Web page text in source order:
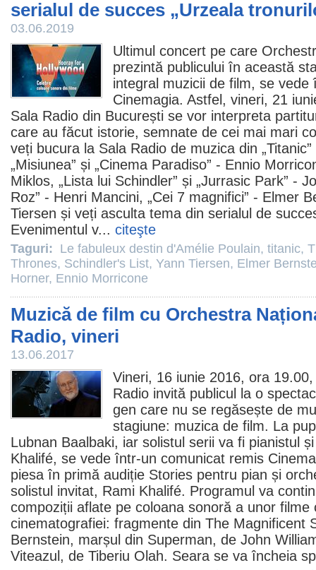
serialul de succes „Urzeala
03.06.2019
Ultimul concert pe care
prezintă publicului în această
integral muzicii de film, se vede
Cinemagia. Astfel, vineri, 21
Sala Radio din București se vor interpreta
care au făcut istorie, semnate de cei mai mari
veți bucura la Sala Radio de muzica din „Titanic
„Misiunea” și „Cinema Paradiso” - Ennio
Miklos, „Lista lui Schindler” și „Jurrasic Park” -
Roz” - Henri Mancini, „Cei 7 magnifici” - Elmer
Tiersen și veți asculta tema din serialul de
Evenimentul v... citeşte
Taguri: Le fabuleux destin d'Amélie Poulain, titanic,
Thrones, Schindler's List, Yann Tiersen, Elmer
Horner, Ennio Morricone
Muzică de film cu Orchestra
Radio, vineri
13.06.2017
Vineri, 16 iunie 2016, ora
Radio invită publicul la o
gen care nu se regăsește de
stagiune: muzica de film. La
Lubnan Baalbaki, iar solistul serii va fi pianistul
Khalifé, se vede într-un comunicat remis
piesa în primă audiție Stories pentru pian și
solistul invitat, Rami Khalifé. Programul va
compoziții aflate pe coloana sonoră a unor filme
cinematografiei: fragmente din The Magnificent
Bernstein, marșul din Superman, de John
Viteazul , de Tiberiu Olah. Seara se va încheia